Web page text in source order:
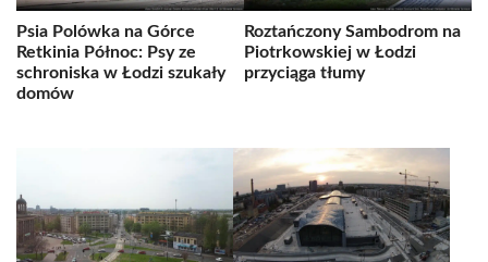
Psia Polówka na Górce
Retkinia Północ: Psy ze
schroniska w Łodzi szukały
domów
Roztańczony Sambodrom na
Piotrkowskiej w Łodzi
przyciąga tłumy